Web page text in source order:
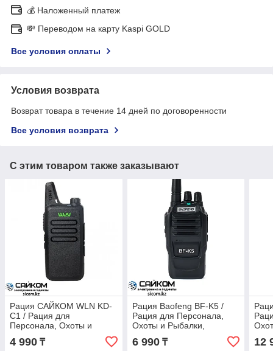
💰 Наложенный платеж
💸 Переводом на карту Kaspi GOLD
Все условия оплаты
Условия возврата
Возврат товара в течение 14 дней по договоренности
Все условия возврата
С этим товаром также заказывают
Рация САЙКОМ WLN KD-
C1 / Рация для
Персонала, Охоты и
Рыбалки, Стройки,
Охраны
4 990 ₸
Рация Baofeng BF-K5 /
Рация для Персонала,
Охоты и Рыбалки,
Стройки, Охраны
6 990₸ 12